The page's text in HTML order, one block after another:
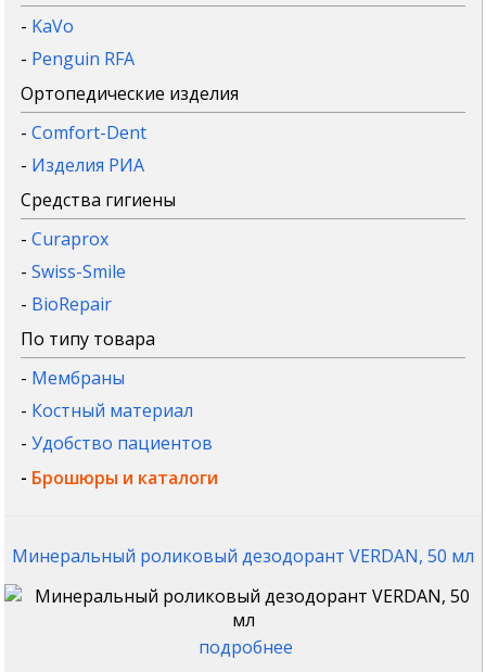
- KaVo
- Penguin RFA
Ортопедические изделия
-Comfort-Dent
- Изделия РИА
Средства гигиены
-Curaprox
-Swiss-Smile
- BioRepair
По типу товара
- Мембраны
- Костный материал
-Удобство пациентов
- Брошюры и каталоги
Минеральный роликовый дезодорант VERDAN, 50 мл
подробнее